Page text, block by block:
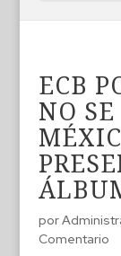
ECB
NO
por
Comentario